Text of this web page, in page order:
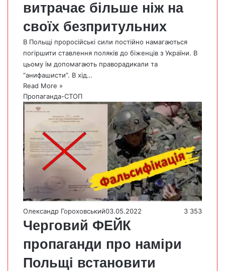
витрачає більше ніж на
своїх безпритульних
В Польщі проросійські сили постійно намагаються
погіршити ставлення поляків до біженців з України. В
цьому їм допомагають праворадикали та
“анифашисти”. В хід…
Read More »
Пропаганда-СТОП
Олександр Гороховський03.05.2022 3 353
Черговий ФЕЙК
пропаганди про наміри
Польщі встановити